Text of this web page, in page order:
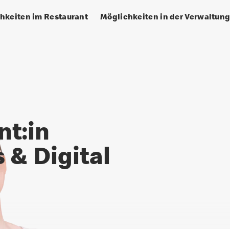
im Restaurant Möglichkeiten in der Verwaltung
& Digital